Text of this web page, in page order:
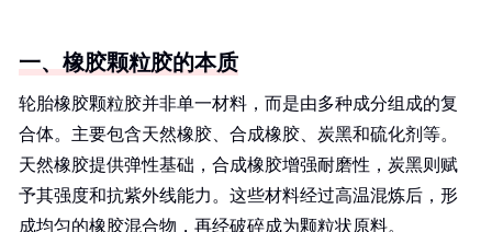
一、橡胶颗粒胶的本质
轮胎橡胶颗粒胶并非单一材料，而是由多种成分组成的复
合体。主要包含天然橡胶、合成橡胶、炭黑和硫化剂等。
天然橡胶提供弹性基础，合成橡胶增强耐磨性，炭黑则赋
予其强度和抗紫外线能力。这些材料经过高温混炼后，形
成均匀的橡胶混合物，再经破碎成为颗粒状原料。